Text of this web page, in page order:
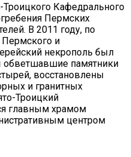
Троицкого Кафедрального
Пермских
В 2011 году, по
и
некрополь был
обветшавшие памятники
восстановлены
и гранитных
Троицкий
главным храмом
центром